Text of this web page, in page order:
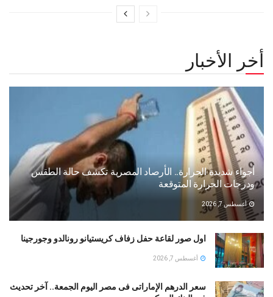
أخر الأخبار
أجواء شديدة الحرارة.. الأرصاد المصرية تكشف حالة الطقس
ودرجات الحرارة المتوقعة
أغسطس 7, 2026
اول صور لقاعة حفل زفاف كريستيانو رونالدو وجورجينا
أغسطس 7, 2026
سعر الدرهم الإماراتى فى مصر اليوم الجمعة.. آخر تحديث